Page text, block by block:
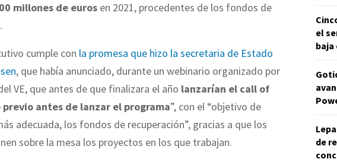
millones de euros en 2021, procedentes de los fondos de
cumple con la promesa que hizo la secretaria de Estado
, que había anunciado, durante un webinario organizado por
VE, que antes de que finalizara el año lanzarían el call of
previo antes de lanzar el programa”, con el “objetivo de
adecuada, los fondos de recuperación”, gracias a que los
sobre la mesa los proyectos en los que trabajan.
el
baja
de